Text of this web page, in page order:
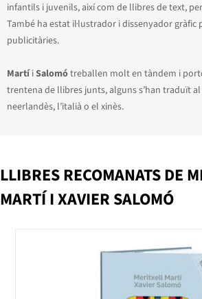
infantils i juvenils, així com de llibres de text,
També ha estat il·lustrador i dissenyador gràfic
publicitàries.
MartíiSalomótreballen molt en tàndem i
trentena de llibres junts, alguns s’han traduït al
neerlandès, l’italià o el xinès.
LLIBRES RECOMANATS DE
MARTÍ I XAVIER SALOMÓ